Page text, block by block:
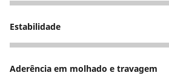
5
Estabilidade
5
Aderência em molhado e travagem